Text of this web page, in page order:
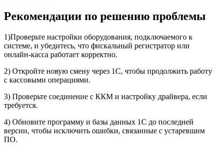
Рекомендации по решению проблемы
1)Проверьте настройки оборудования, подключаемого к
системе, и убедитесь, что фискальный регистратор или
онлайн-касса работает корректно.
2) Откройте новую смену через 1С, чтобы продолжить работу
с кассовыми операциями.
3) Проверьте соединение с ККМ и настройку драйвера, если
требуется.
4) Обновите программу и базы данных 1С до последней
версии, чтобы исключить ошибки, связанные с устаревшим
ПО.